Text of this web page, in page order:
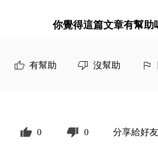
你覺得這篇文章有幫助
有幫助 沒幫助
0 0 分享給好友